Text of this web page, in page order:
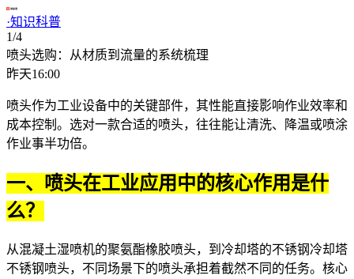
·知识科普
1/4
喷头选购：从材质到流量的系统梳理
昨天16:00
喷头作为工业设备中的关键部件，其性能直接影响作业效率和
成本控制。选对一款合适的喷头，往往能让清洗、降温或喷涂
作业事半功倍。
一、喷头在工业应用中的核心作用是什
么？
从混凝土湿喷机的聚氨酯橡胶喷头，到冷却塔的不锈钢冷却塔
不锈钢喷头，不同场景下的喷头承担着截然不同的任务。核心